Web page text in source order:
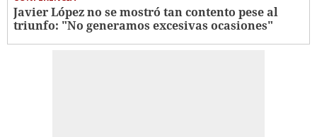
Javier López no se mostró tan contento pese al
triunfo: "No generamos excesivas ocasiones"